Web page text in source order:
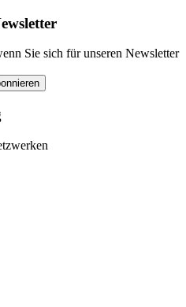
Sie sich für unseren Newsletter